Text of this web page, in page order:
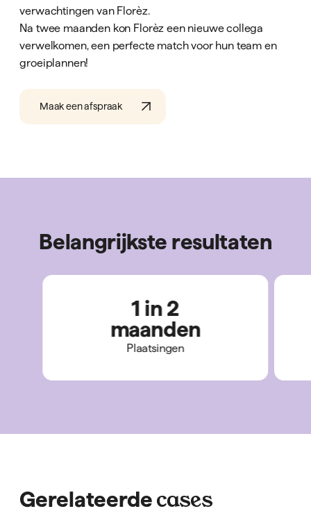
verwachtingen van Florèz.
Na twee maanden kon Florèz een nieuwe collega
verwelkomen, een perfecte match voor hun team en
groeiplannen!
Maak een afspraak
Belangrijkste resultaten
1 in 2
maanden
Plaatsingen
Gerelateerde cases